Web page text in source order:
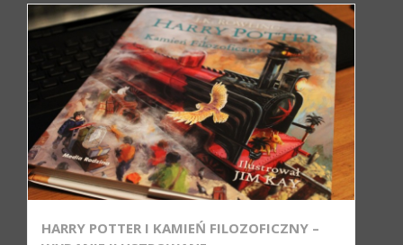
HARRY POTTER I KAMIEŃ FILOZOFICZNY –